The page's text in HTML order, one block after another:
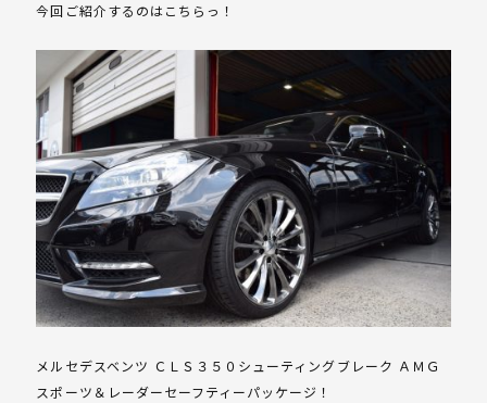
今回ご紹介するのはこちらっ！
メルセデスベンツ ＣＬＳ３５０シューティングブレーク ＡＭＧ
スポーツ＆レーダーセーフティーパッケージ！